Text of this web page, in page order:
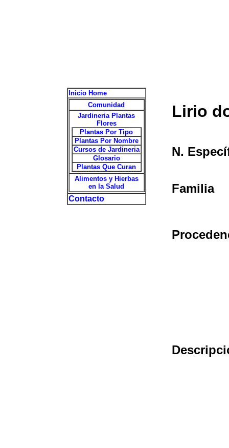
Inicio Home
Comunidad
Jardineria Plantas
Flores
Plantas Por Tipo
Plantas Por Nombre
Cursos de Jardineria
Glosario
Plantas Que Curan
Alimentos y Hierbas
en la Salud
Contacto
Lirio
N.
Familia